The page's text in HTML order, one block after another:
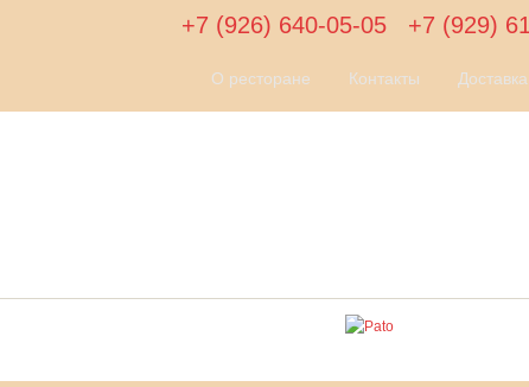
Доставка
Контакты
О ресторане
+7 (926) 640-05-05 +7 (929)